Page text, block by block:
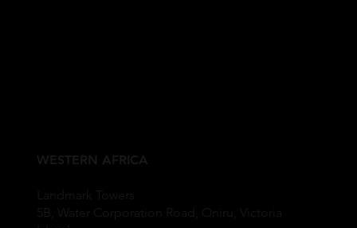
WESTERN AFRICA
Landmark Towers
5B, Water Corporation Road, Oniru, Victoria